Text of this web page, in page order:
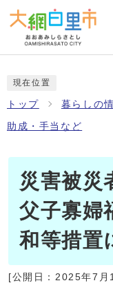
現在位置
トップ 暮らしの
助成・手当など
災害被災
父子寡婦
和等措置
[公開日： 2025年7月